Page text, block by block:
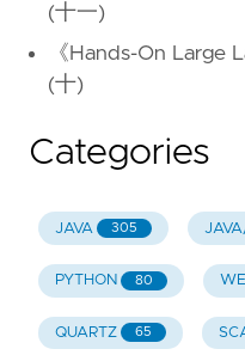
(十一)
《Hands-On Large
(十)
Categories
JAVA 305
PYTHON 80
QUARTZ 65